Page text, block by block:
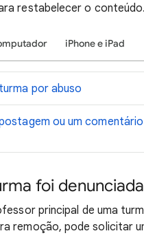
restabelecer o conteúdo.
iPhone e iPad
por abuso
ou um
foi
principal de uma
remoção, pode solicitar